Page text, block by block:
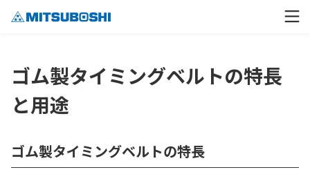
ゴム製タイミングベルトの特長
と用途
ゴム製タイミングベルトの特長